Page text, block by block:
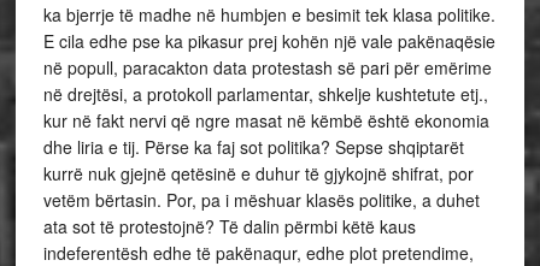
ka bjerrje të madhe në humbjen e besimit tek klasa politike.
E cila edhe pse ka pikasur prej kohën një vale pakënaqësie
në popull, paracakton data protestash së pari për emërime
në drejtësi, a protokoll parlamentar, shkelje kushtetute etj.,
kur në fakt nervi që ngre masat në këmbë është ekonomia
dhe liria e tij. Përse ka faj sot politika? Sepse shqiptarët
kurrë nuk gjejnë qetësinë e duhur të gjykojnë shifrat, por
vetëm bërtasin. Por, pa i mëshuar klasës politike, a duhet
ata sot të protestojnë? Të dalin përmbi këtë kaus
indeferentësh edhe të pakënaqur, edhe plot pretendime,